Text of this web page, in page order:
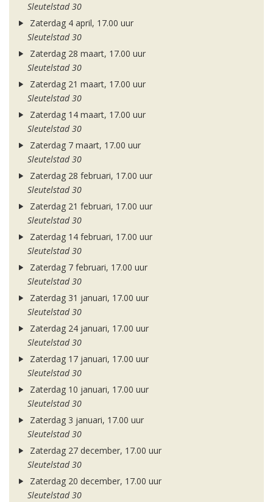
Sleutelstad 30
Zaterdag 4 april, 17.00 uur
Sleutelstad 30
Zaterdag 28 maart, 17.00 uur
Sleutelstad 30
Zaterdag 21 maart, 17.00 uur
Sleutelstad 30
Zaterdag 14 maart, 17.00 uur
Sleutelstad 30
Zaterdag 7 maart, 17.00 uur
Sleutelstad 30
Zaterdag 28 februari, 17.00 uur
Sleutelstad 30
Zaterdag 21 februari, 17.00 uur
Sleutelstad 30
Zaterdag 14 februari, 17.00 uur
Sleutelstad 30
Zaterdag 7 februari, 17.00 uur
Sleutelstad 30
Zaterdag 31 januari, 17.00 uur
Sleutelstad 30
Zaterdag 24 januari, 17.00 uur
Sleutelstad 30
Zaterdag 17 januari, 17.00 uur
Sleutelstad 30
Zaterdag 10 januari, 17.00 uur
Sleutelstad 30
Zaterdag 3 januari, 17.00 uur
Sleutelstad 30
Zaterdag 27 december, 17.00 uur
Sleutelstad 30
Zaterdag 20 december, 17.00 uur
Sleutelstad 30